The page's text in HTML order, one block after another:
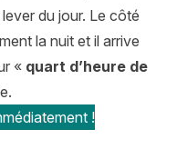
du jour. Le côté
la nuit et il arrive
« quart d’heure de
!